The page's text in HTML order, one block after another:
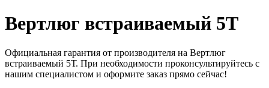
Вертлюг встраиваемый 5Т
Официальная гарантия от производителя на Вертлюг
встраиваемый 5Т. При необходимости проконсультируйтесь с
нашим специалистом и оформите заказ прямо сейчас!